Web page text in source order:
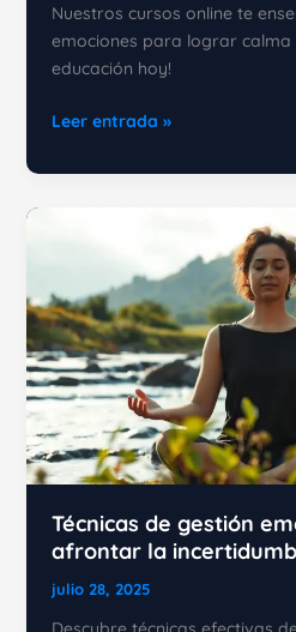
Nuestros cursos online te
emociones para lograr calma
educación hoy!
El
de
caos
a
la
calma
mental
Leer entrada »
Técnicas de gestión
afrontar la
julio 28, 2025